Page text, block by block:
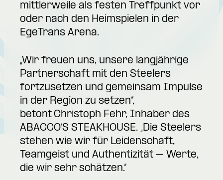
mittlerweile als festen Treffpunkt vor
oder nach den Heimspielen in der
EgeTrans Arena.
„Wir freuen uns, unsere langjährige
Partnerschaft mit den Steelers
fortzusetzen und gemeinsam Impulse
in der Region zu setzen“,
betont Christoph Fehr, Inhaber des
ABACCO’S STEAKHOUSE. „Die Steelers
stehen wie wir für Leidenschaft,
Teamgeist und Authentizität – Werte,
die wir sehr schätzen.“